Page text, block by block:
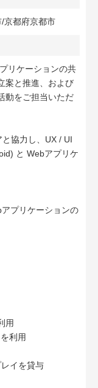
京都府京都市
リケーションの共
案と推進、および
動をご担当いただ
協力し、UX / UI
と Webアプリケ
プリケーションの
用
利用
イを貸与